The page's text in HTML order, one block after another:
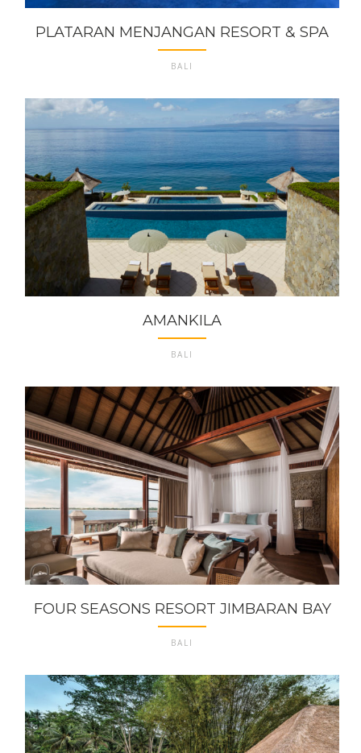
PLATARAN MENJANGAN RESORT & SPA
BALI
AMANKILA
BALI
FOUR SEASONS RESORT JIMBARAN BAY
BALI